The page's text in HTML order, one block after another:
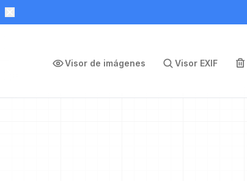
Visor de imágenes Visor EXIF